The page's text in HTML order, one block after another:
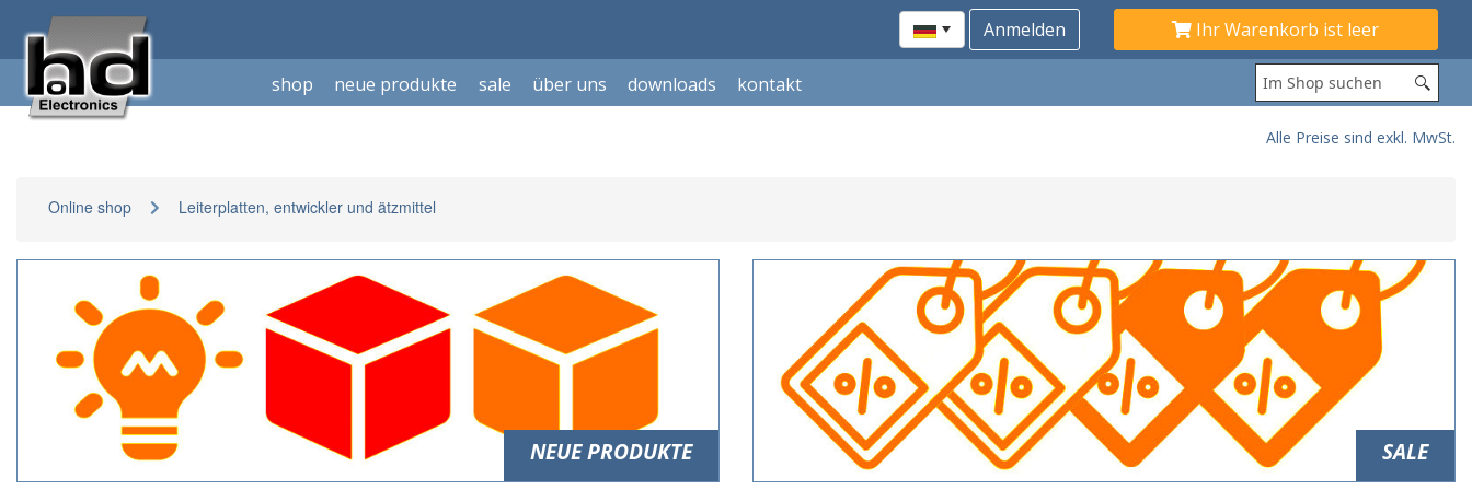
Ihr Warenkorb ist leer
shop neue produkte sale über uns downloads kontakt
Alle Preise sind exkl. MwSt.
Online shop Leiterplatten, entwickler und ätzmittel
NEUE PRODUKTE SALE